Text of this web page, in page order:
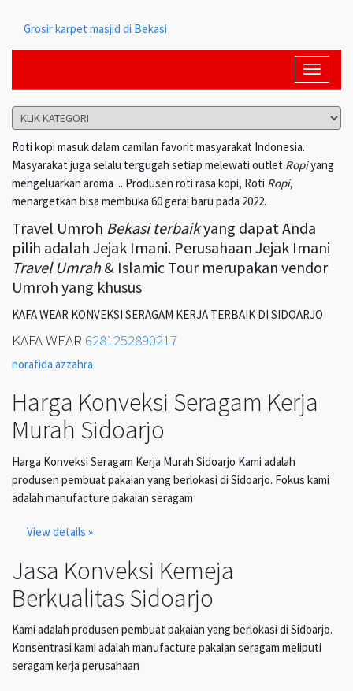
Grosir karpet masjid di Bekasi
Toggle
Roti kopi masuk dalam camilan favorit masyarakat Indonesia.
Masyarakat juga selalu tergugah setiap melewati outlet Ropiyang
mengeluarkan aroma ... Produsen roti rasa kopi, Roti Ropi,
menargetkan bisa membuka 60 gerai baru pada 2022.
Travel Umroh Bekasi terbaikyang dapat Anda
pilih adalah Jejak Imani. Perusahaan Jejak Imani
Travel Umrah& Islamic Tour merupakan vendor
Umroh yang khusus
KAFA WEAR KONVEKSI SERAGAM KERJA TERBAIK DI SIDOARJO
KAFA WEAR 6281252890217
norafida.azzahra
Harga Konveksi Seragam Kerja
Murah Sidoarjo
Harga Konveksi Seragam Kerja Murah Sidoarjo Kami adalah
produsen pembuat pakaian yang berlokasi di Sidoarjo. Fokus kami
adalah manufacture pakaian seragam
View details »
Jasa Konveksi Kemeja
Berkualitas Sidoarjo
Kami adalah produsen pembuat pakaian yang berlokasi di Sidoarjo.
Konsentrasi kami adalah manufacture pakaian seragam meliputi
seragam kerja perusahaan